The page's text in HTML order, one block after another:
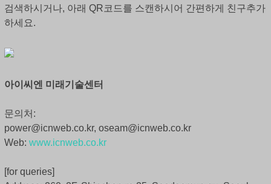
검색하시거나, 아래 QR코드를 스캔하시어 간편하게 친구추가
하세요.
아이씨엔 미래기술센터
문의처:
power@icnweb.co.kr, oseam@icnweb.co.kr
Web: www.icnweb.co.kr
[for queries]